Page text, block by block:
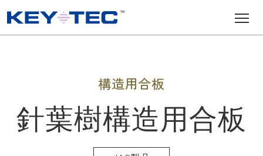
メインナビゲーション
構造用合板
針葉樹構造用合板